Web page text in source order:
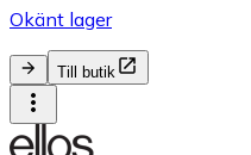
Okänt lager
Till butik